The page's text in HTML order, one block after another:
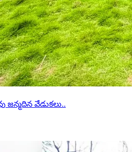
జన్మదిన వేడుకలు..